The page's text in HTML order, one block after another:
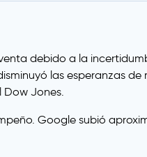
debido a la
las esperanzas
Dow Jones.
Google subió